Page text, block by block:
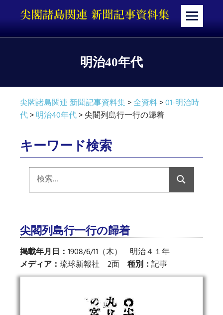
テ
メ
明治40年代
尖閣諸島関連 新聞記事資料集>全資料>01-明治時
代>明治40年代>尖閣列島行一行の歸着
キーワード検索
索:
検
索
尖閣列島行一行の歸着
掲載年月日： 1908/6/11（木） 明治４１年
メディア： 琉球新報社 2面 種別： 記事